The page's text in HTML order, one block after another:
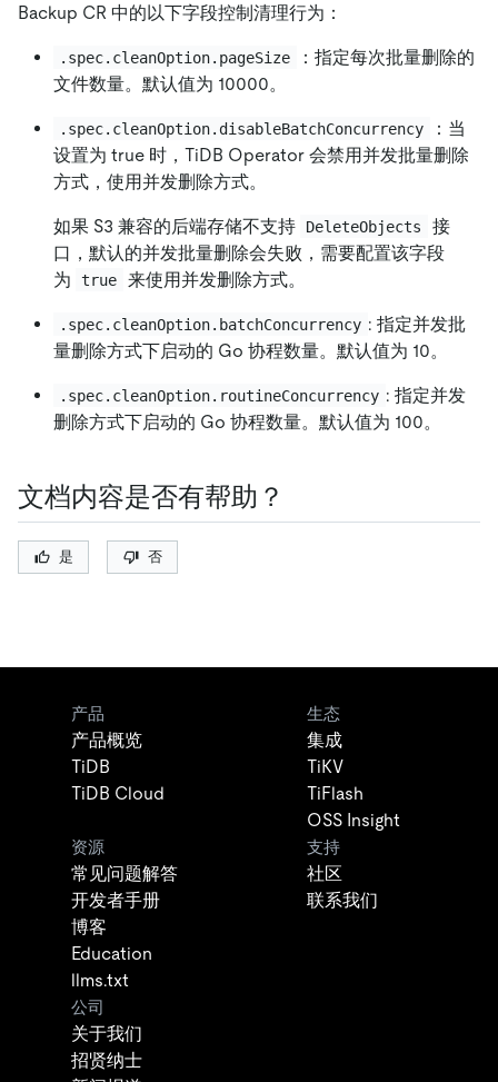
Backup CR 中的以下字段控制清理行为：
.spec.cleanOption.pageSize
：指定每次批量删除的
文件数量。默认值为 10000。
.spec.cleanOption.disableBatchConcurrency
：当
设置为 true 时，TiDB Operator 会禁用并发批量删除
方式，使用并发删除方式。
如果 S3 兼容的后端存储不支持 DeleteObjects
接
口，默认的并发批量删除会失败，需要配置该字段
为
true 来使用并发删除方式。
.spec.cleanOption.batchConcurrency : 指定并发批
量删除方式下启动的 Go 协程数量。默认值为 10。
.spec.cleanOption.routineConcurrency : 指定并发
删除方式下启动的 Go 协程数量。默认值为 100。
文档内容是否有帮助？
是 否
产品
产品概览
TiDB
TiDB Cloud
生态
集成
TiKV
TiFlash
OSS Insight
资源
常见问题解答
开发者手册
博客
Education
llms.txt
支持
社区
联系我们
公司
关于我们
招贤纳士